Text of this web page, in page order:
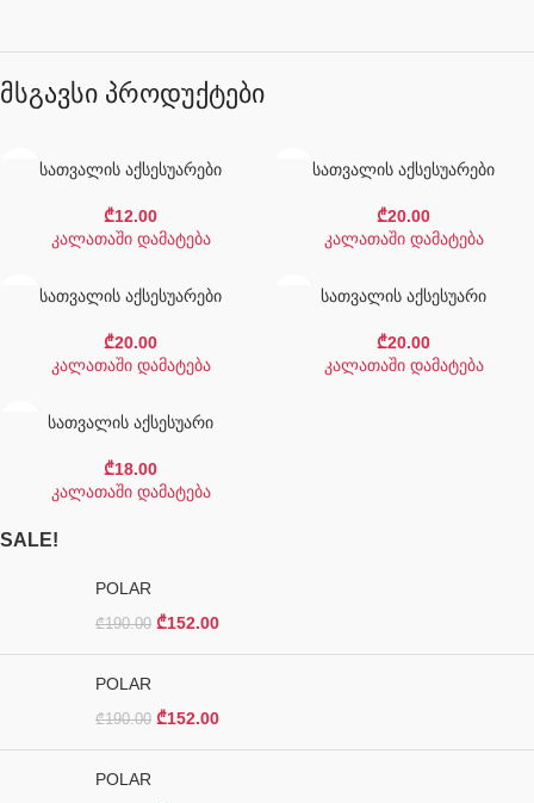
მსგავსი პროდუქტები
სათვალის აქსესუარები
₾12.00
კალათაში დამატება
სათვალის აქსესუარები
₾20.00
კალათაში დამატება
სათვალის აქსესუარები
₾20.00
კალათაში დამატება
სათვალის აქსესუარი
₾20.00
კალათაში დამატება
სათვალის აქსესუარი
₾18.00
კალათაში დამატება
SALE!
POLAR
₾190.00 ₾152.00
POLAR
₾190.00 ₾152.00
POLAR